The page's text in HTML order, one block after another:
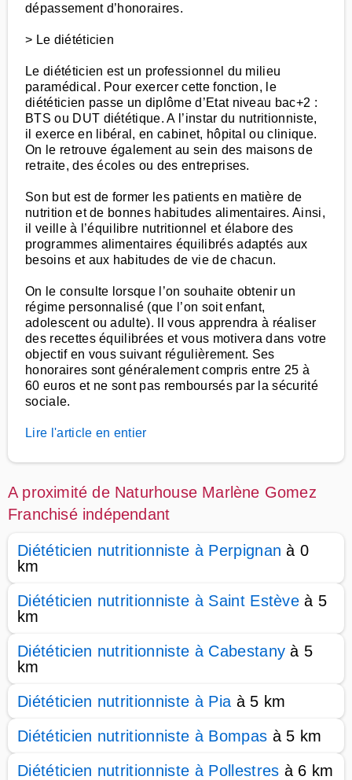
dépassement d’honoraires.
> Le diététicien
Le diététicien est un professionnel du milieu
paramédical. Pour exercer cette fonction, le
diététicien passe un diplôme d’Etat niveau bac+2 :
BTS ou DUT diététique. A l’instar du nutritionniste,
il exerce en libéral, en cabinet, hôpital ou clinique.
On le retrouve également au sein des maisons de
retraite, des écoles ou des entreprises.
Son but est de former les patients en matière de
nutrition et de bonnes habitudes alimentaires. Ainsi,
il veille à l’équilibre nutritionnel et élabore des
programmes alimentaires équilibrés adaptés aux
besoins et aux habitudes de vie de chacun.
On le consulte lorsque l’on souhaite obtenir un
régime personnalisé (que l’on soit enfant,
adolescent ou adulte). Il vous apprendra à réaliser
des recettes équilibrées et vous motivera dans votre
objectif en vous suivant régulièrement. Ses
honoraires sont généralement compris entre 25 à
60 euros et ne sont pas remboursés par la sécurité
sociale.
Lire l'article en entier
A proximité de Naturhouse Marlène Gomez
Franchisé indépendant
Diététicien nutritionniste à Perpignan à 0
km
Diététicien nutritionniste à Saint Estève à 5
km
Diététicien nutritionniste à Cabestany à 5
km
Diététicien nutritionniste à Pia à 5 km
Diététicien nutritionniste à Bompas à 5 km
Diététicien nutritionniste à Pollestres à 6 km